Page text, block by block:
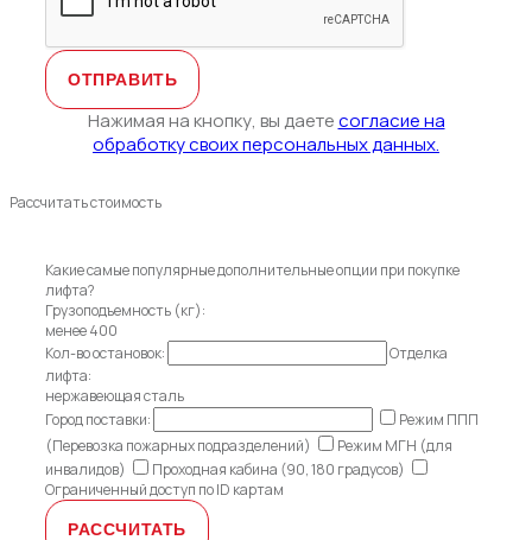
Нажимая на кнопку, вы даетесогласие на
обработку своих персональных данных.
Рассчитать стоимость
Какие самые популярные дополнительные опции при покупке
лифта?
Грузоподъемность (кг):
менее 400
Кол-во остановок:
Отделка
лифта:
нержавеющая сталь
Город поставки:
Режим ППП
(Перевозка пожарных подразделений)
Режим МГН (для
инвалидов)
Проходная кабина (90, 180 градусов)
Ограниченный доступ по ID картам